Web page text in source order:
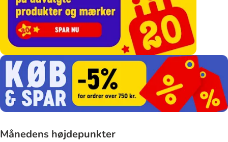
Månedens højdepunkter